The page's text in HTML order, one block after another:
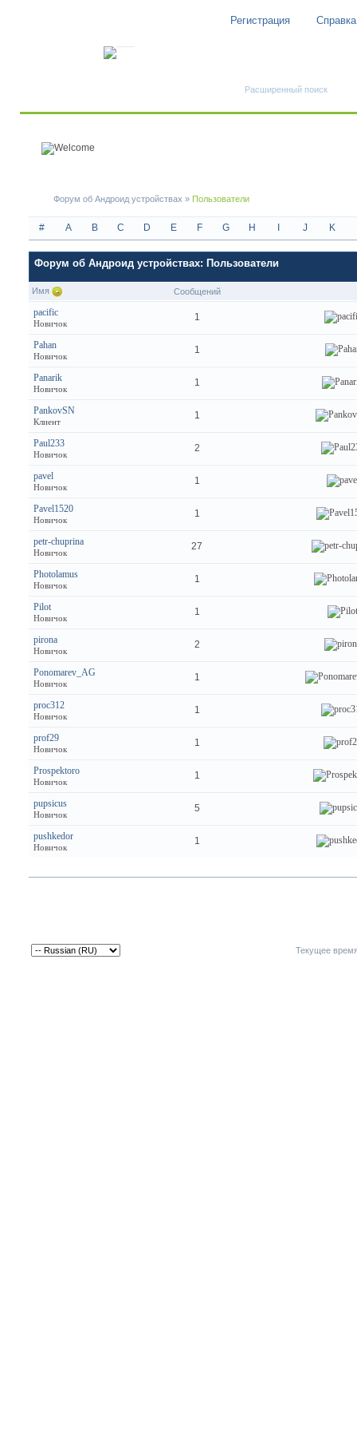
Регистрация Справка
Расширенный поиск
Форум об Андроид устройствах » Пользователи
# A B C D E F G H J K
Форум об Андроид устройствах: Пользователи
Имя Сообщений
pacific
Новичок
1
Pahan
Новичок
1
Panarik
Новичок
1
PankovSN
Клиент
1
Paul233
Новичок
2
pavel
Новичок
1
Pavel1520
Новичок
1
petr-chuprina
Новичок
27
Photolamus
Новичок
1
Pilot
Новичок
1
pirona
Новичок
2
Ponomarev_AG
Новичок
1
proc312
Новичок
1
prof29
Новичок
1
Prospektoro
Новичок
1
pupsicus
Новичок
5
pushkedor
Новичок
1
Текущее